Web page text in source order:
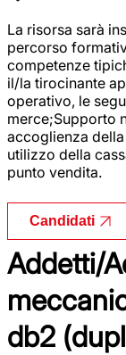
La risorsa sarà
percorso
competenze
il/la tirocinante
operativo, le
merce;Supporto
accoglienza
utilizzo della
punto vendita.
Candidati
Addetti/
db2